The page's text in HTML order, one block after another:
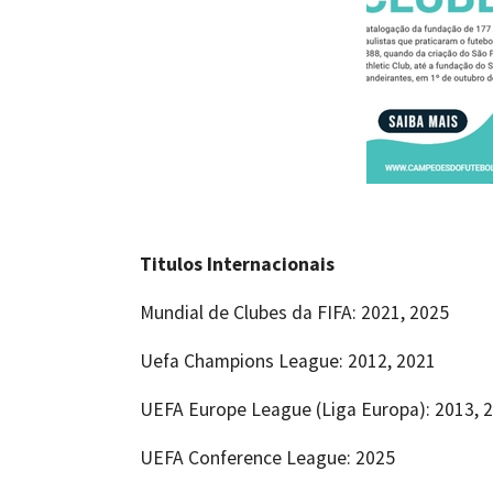
Titulos Internacionais
Mundial de Clubes da FIFA: 2021, 2025
Uefa Champions League: 2012, 2021
UEFA Europe League (Liga Europa): 2013,
UEFA Conference League: 2025